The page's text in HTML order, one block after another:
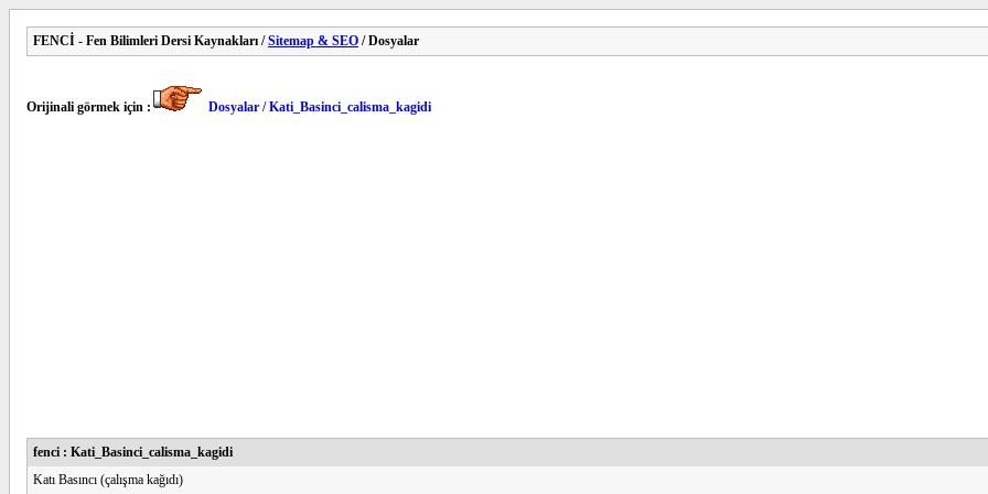
FENCİ - Fen Bilimleri Dersi Kaynakları /Sitemap & SEO / Dosyalar
Orijinali görmek için : Dosyalar / Kati_Basinci_calisma_kagidi
fenci : Kati_Basinci_calisma_kagidi
Katı Basıncı (çalışma kağıdı)